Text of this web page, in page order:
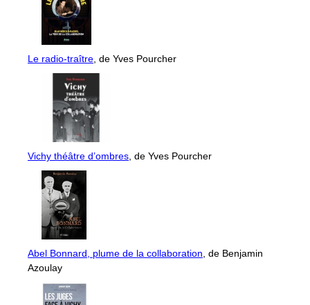
Le radio-traître , de Yves Pourcher
Vichy théâtre d’ombres , de Yves Pourcher
Abel Bonnard, plume de la collaboration , de Benjamin
Azoulay